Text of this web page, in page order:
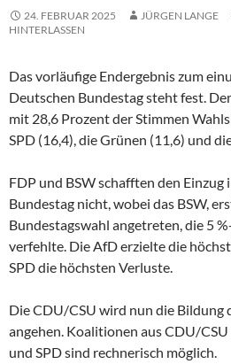
24. FEBRUAR 2025 JÜRGEN LANGE
HINTERLASSEN
Das vorläufige Endergebnis zum
Deutschen Bundestag steht fest.
mit 28,6 Prozent der Stimmen
SPD (16,4), die Grünen (11,6) und
FDP und BSW schafften den Einzug
Bundestag nicht, wobei das BSW,
Bundestagswahl angetreten, die 5
verfehlte. Die AfD erzielte die
SPD die höchsten Verluste.
Die CDU/CSU wird nun die Bildung
angehen. Koalitionen aus CDU/
und SPD sind rechnerisch möglich.